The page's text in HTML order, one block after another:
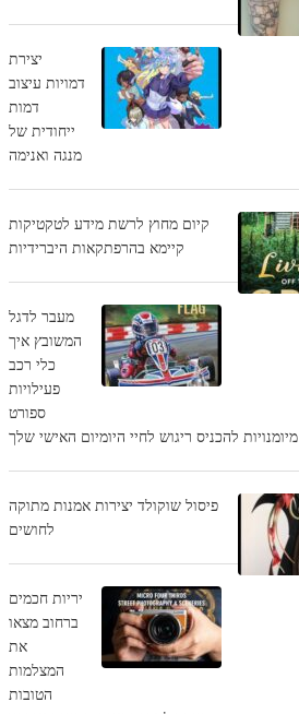
יצירת
דמויות עיצוב
דמות
ייחודית של
מנגה ואנימה
קיום מחוץ לרשת מידע לטקטיקות
קיימא בהרפתקאות היברידיות
מעבר לדגל
המשובץ איך
כלי רכב
פעילויות
ספורט
מיומנויות להכניס ריגוש לחיי היומיום האישי שלך
פיסול שוקולד יצירות אמנות מתוקה
לחושים
יריות חכמים
ברחוב מצאו
את
המצלמות
הטובות